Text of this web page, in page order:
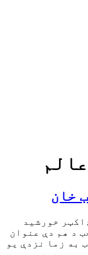
خان
خورشيد
د هم دې عنوان
به زما نزدې يو